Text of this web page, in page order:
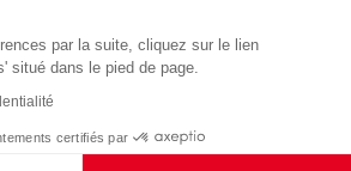
par la suite, cliquez sur le lien
situé dans le pied de page.
certifiés par
Presse du Doubs
commission paritaire : 1125 Y 94392
Mentions Légales